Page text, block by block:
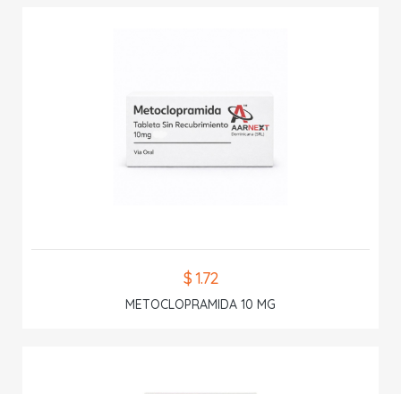
$ 1.72
METOCLOPRAMIDA 10 MG